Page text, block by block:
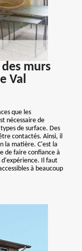
murs
Val
que les
nécessaire de
de surface. Des
contactés. Ainsi, il
la matière. C'est la
de faire confiance à
d'expérience. Il faut
à beaucoup